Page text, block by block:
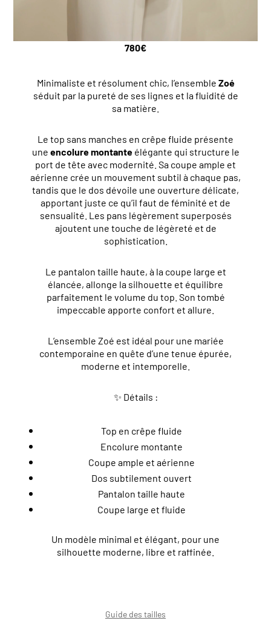
780€
Minimaliste et résolument chic, l’ensemble Zoé
séduit par la pureté de ses lignes et la fluidité de
sa matière.
Le top sans manches en crêpe fluide présente
une encolure montanteélégante qui structure le
port de tête avec modernité. Sa coupe ample et
aérienne crée un mouvement subtil à chaque pas,
tandis que le dos dévoile une ouverture délicate,
apportant juste ce qu’il faut de féminité et de
sensualité. Les pans légèrement superposés
ajoutent une touche de légèreté et de
sophistication.
Le pantalon taille haute, à la coupe large et
élancée, allonge la silhouette et équilibre
parfaitement le volume du top. Son tombé
impeccable apporte confort et allure.
L’ensemble Zoé est idéal pour une mariée
contemporaine en quête d’une tenue épurée,
moderne et intemporelle.
✨ Détails :
Top en crêpe fluide
Encolure montante
Coupe ample et aérienne
Dos subtilement ouvert
Pantalon taille haute
Coupe large et fluide
Un modèle minimal et élégant, pour une
silhouette moderne, libre et raffinée.
Guide des tailles